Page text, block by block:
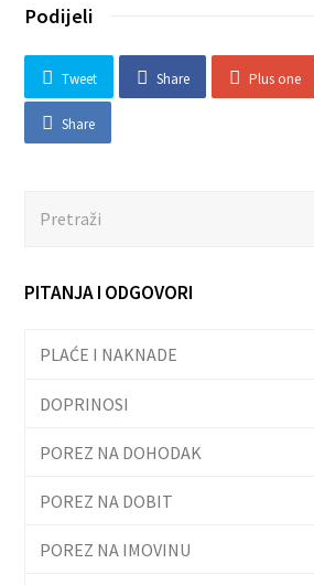
Podijeli
Tweet Share Plus one
Share
PITANJA I ODGOVORI
PLAĆE I NAKNADE
DOPRINOSI
POREZ NA DOHODAK
POREZ NA DOBIT
POREZ NA IMOVINU